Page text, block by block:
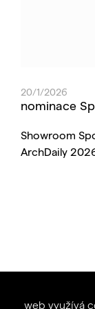
20/1/2026
nominace
Showroom
ArchDaily
web využívá